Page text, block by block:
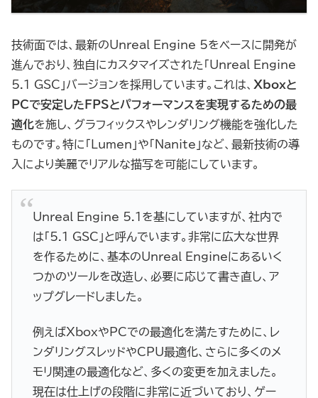
技術面では、最新のUnreal Engine 5をベースに開発が
進んでおり、独自にカスタマイズされた「Unreal Engine
5.1 GSC」バージョンを採用しています。これは、 Xboxと
PCで安定したFPSとパフォーマンスを実現するための最
適化を施し、グラフィックスやレンダリング機能を強化した
ものです。特に「Lumen」や「Nanite」など、最新技術の導
入により美麗でリアルな描写を可能にしています。
Unreal Engine 5.1を基にしていますが、社内で
は「5.1 GSC」と呼んでいます。非常に広大な世界
を作るために、基本のUnreal Engineにあるいく
つかのツールを改造し、必要に応じて書き直し、ア
ップグレードしました。
例えばXboxやPCでの最適化を満たすために、レ
ンダリングスレッドやCPU最適化、さらに多くのメ
モリ関連の最適化など、多くの変更を加えました。
現在は仕上げの段階に非常に近づいており、ゲー